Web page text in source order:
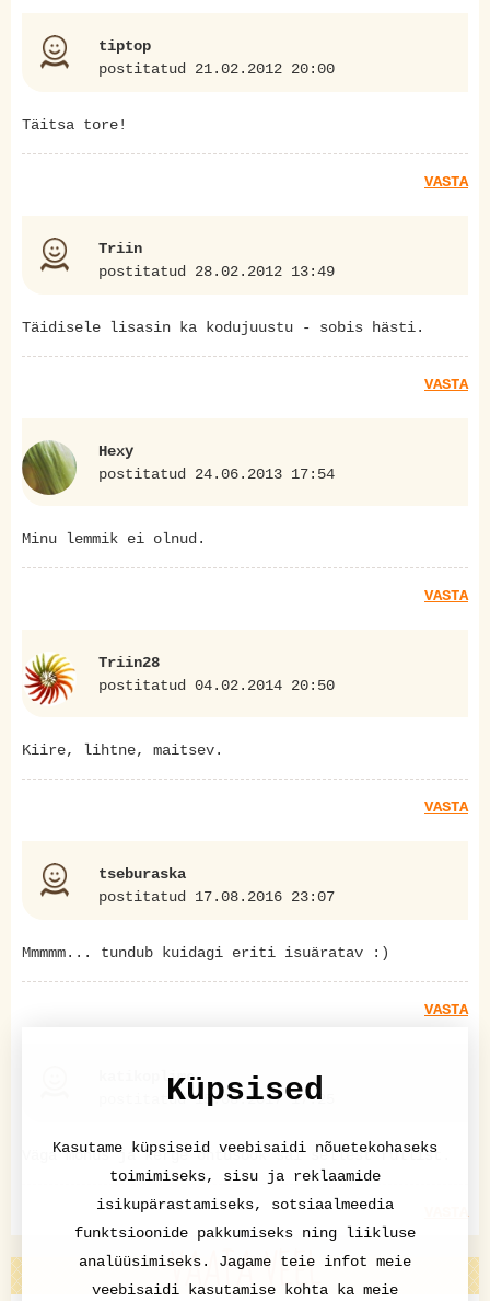
tiptop
postitatud 21.02.2012 20:00
Täitsa tore!
VASTA
Triin
postitatud 28.02.2012 13:49
Täidisele lisasin ka kodujuustu - sobis hästi.
VASTA
Hexy
postitatud 24.06.2013 17:54
Minu lemmik ei olnud.
VASTA
Triin28
postitatud 04.02.2014 20:50
Kiire, lihtne, maitsev.
VASTA
tseburaska
postitatud 17.08.2016 23:07
Mmmmm... tundub kuidagi eriti isuäratav :)
VASTA
katikoplime
postitatud 15.08.2017 17:25
Väga mõnus ja kerge õhtusöök sai sellest rullist.
VAATA VEEL
Küpsised
Kasutame küpsiseid veebisaidi nõuetekohaseks
toimimiseks, sisu ja reklaamide
isikupärastamiseks, sotsiaalmeedia
funktsioonide pakkumiseks ning liikluse
analüüsimiseks. Jagame teie infot meie
veebisaidi kasutamise kohta ka meie